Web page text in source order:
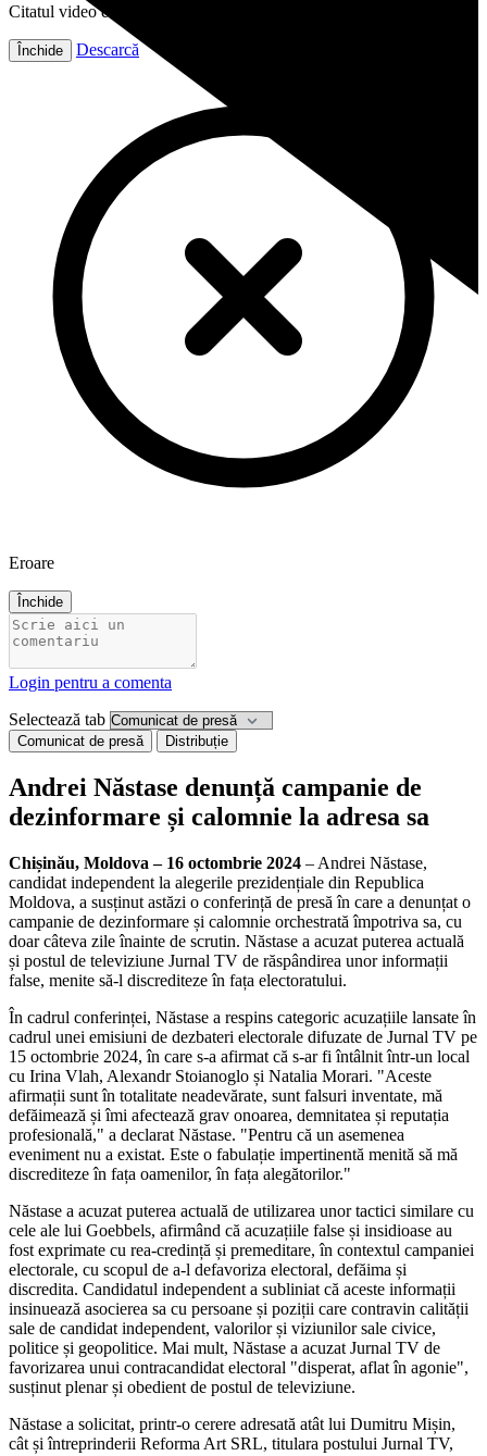
Citatul video este gata!
Închide Descarcă
Eroare
Închide
Login pentru a comenta
Selectează tab
Comunicat de presă Distribuție
Andrei Năstase denunță campanie de
dezinformare și calomnie la adresa sa
Chișinău, Moldova – 16 octombrie 2024 – Andrei Năstase,
candidat independent la alegerile prezidențiale din Republica
Moldova, a susținut astăzi o conferință de presă în care a denunțat o
campanie de dezinformare și calomnie orchestrată împotriva sa, cu
doar câteva zile înainte de scrutin. Năstase a acuzat puterea actuală
și postul de televiziune Jurnal TV de răspândirea unor informații
false, menite să-l discrediteze în fața electoratului.
În cadrul conferinței, Năstase a respins categoric acuzațiile lansate în
cadrul unei emisiuni de dezbateri electorale difuzate de Jurnal TV pe
15 octombrie 2024, în care s-a afirmat că s-ar fi întâlnit într-un local
cu Irina Vlah, Alexandr Stoianoglo și Natalia Morari. "Aceste
afirmații sunt în totalitate neadevărate, sunt falsuri inventate, mă
defăimează și îmi afectează grav onoarea, demnitatea și reputația
profesională," a declarat Năstase. "Pentru că un asemenea
eveniment nu a existat. Este o fabulație impertinentă menită să mă
discrediteze în fața oamenilor, în fața alegătorilor."
Năstase a acuzat puterea actuală de utilizarea unor tactici similare cu
cele ale lui Goebbels, afirmând că acuzațiile false și insidioase au
fost exprimate cu rea-credință și premeditare, în contextul campaniei
electorale, cu scopul de a-l defavoriza electoral, defăima și
discredita. Candidatul independent a subliniat că aceste informații
insinuează asocierea sa cu persoane și poziții care contravin calității
sale de candidat independent, valorilor și viziunilor sale civice,
politice și geopolitice. Mai mult, Năstase a acuzat Jurnal TV de
favorizarea unui contracandidat electoral "disperat, aflat în agonie",
susținut plenar și obedient de postul de televiziune.
Năstase a solicitat, printr-o cerere adresată atât lui Dumitru Mișin,
cât și întreprinderii Reforma Art SRL, titulara postului Jurnal TV,